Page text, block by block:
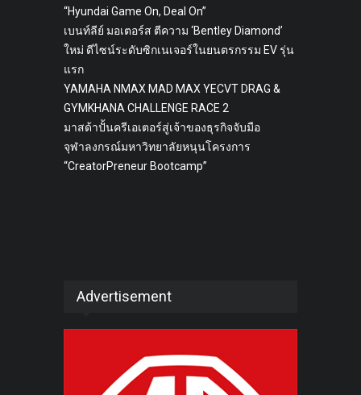
“Hyundai Game On, Deal On”
เบนท์ลีย์ มอเตอร์ส ตีความ ‘Bentley Diamond’
ใหม่ ดีไซน์ระดับซิกเนเจอร์ในยนตรกรรม EV รุ่น
แรก
YAMAHA NMAX MAD MAX YECVT DRAG &
GYMKHANA CHALLENGE RACE 2
มาสด้าปั้นครีเอเตอร์สู่เจ้าของธุรกิจจับมือ
จุฬาลงกรณ์มหาวิทยาลัยหนุนโครงการ
“CreatorPreneur Bootcamp”
Advertisement